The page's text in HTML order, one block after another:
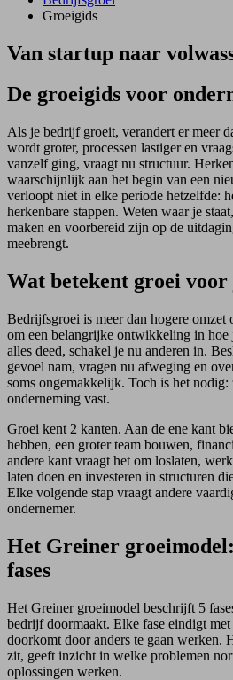
Groeigids
Van startup naar
De groeigids voor
Als je bedrijf groeit, verandert er meer
wordt groter, processen lastiger en
vanzelf ging, vraagt nu structuur.
waarschijnlijk aan het begin van een
verloopt niet in elke periode hetzelfde:
herkenbare stappen. Weten waar je
maken en voorbereid zijn op de
meebrengt.
Wat betekent groei
Bedrijfsgroei is meer dan hogere omzet
om een belangrijke ontwikkeling in hoe
alles deed, schakel je nu anderen in.
gevoel nam, vragen nu afweging en
soms ongemakkelijk. Toch is het nodig:
onderneming vast.
Groei kent 2 kanten. Aan de ene kant
hebben, een groter team bouwen,
andere kant vraagt het om loslaten,
laten doen en investeren in structuren
Elke volgende stap vraagt andere
ondernemer.
Het Greiner
fases
Het Greiner groeimodel beschrijft 5
bedrijf doormaakt. Elke fase eindigt met
doorkomt door anders te gaan werken.
zit, geeft inzicht in welke problemen
oplossingen werken.